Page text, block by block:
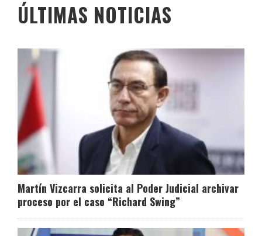
ÚLTIMAS NOTICIAS
Martín Vizcarra solicita al Poder Judicial archivar
proceso por el caso “Richard Swing”